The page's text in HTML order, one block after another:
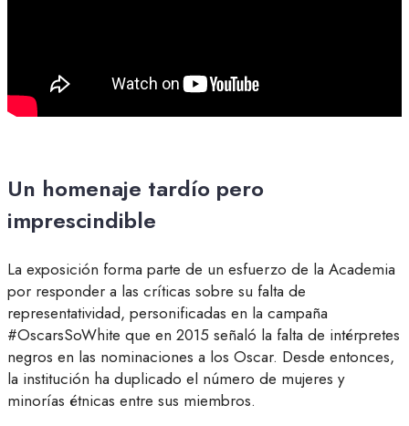
Un homenaje tardío pero
imprescindible
La exposición forma parte de un esfuerzo de la Academia
por responder a las críticas sobre su falta de
representatividad, personificadas en la campaña
#OscarsSoWhite que en 2015 señaló la falta de intérpretes
negros en las nominaciones a los Oscar. Desde entonces,
la institución ha duplicado el número de mujeres y
minorías étnicas entre sus miembros.